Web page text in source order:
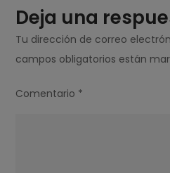
Deja una
Tu dirección de correo
campos obligatorios están
Comentario *